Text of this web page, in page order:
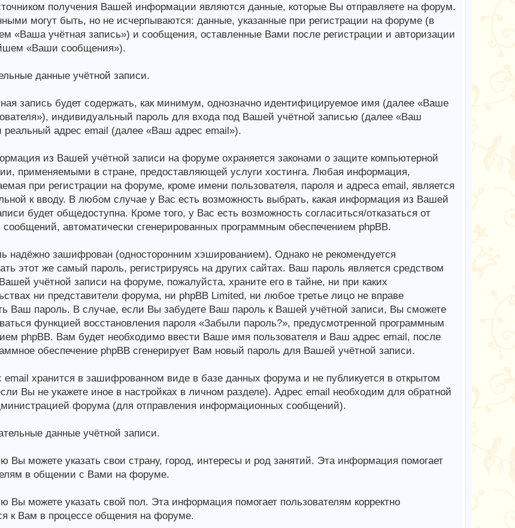
получения Вашей информации являются данные, которые Вы отправляете на форум.
могут быть, но не исчерпываются: данные, указанные при регистрации на форуме (в
«Ваша учётная запись») и сообщения, оставленные Вами после регистрации и авторизации
«Ваши сообщения»).
данные учётной записи.
запись будет содержать, как минимум, однозначно идентифицируемое имя (далее «Ваше
индивидуальный пароль для входа под Вашей учётной записью (далее «Ваш
реальный адрес email (далее «Ваш адрес email»).
из Вашей учётной записи на форуме охраняется законами о защите компьютерной
применяемыми в стране, предоставляющей услуги хостинга. Любая информация,
при регистрации на форуме, кроме имени пользователя, пароля и адреса email, является
к вводу. В любом случае у Вас есть возможность выбрать, какая информация из Вашей
будет общедоступна. Кроме того, у Вас есть возможность согласиться/отказаться от
сообщений, автоматически сгенерированных программным обеспечением phpBB.
надёжно зашифрован (односторонним хэшированием). Однако не рекомендуется
этот же самый пароль, регистрируясь на других сайтах. Ваш пароль является средством
учётной записи на форуме, пожалуйста, храните его в тайне, ни при каких
ни представители форума, ни phpBB Limited, ни любое третье лицо не вправе
Ваш пароль. В случае, если Вы забудете Ваш пароль к Вашей учётной записи, Вы сможете
функцией восстановления пароля «Забыли пароль?», предусмотренной программным
phpBB. Вам будет необходимо ввести Ваше имя пользователя и Ваш адрес email, после
обеспечение phpBB сгенерирует Вам новый пароль для Вашей учётной записи.
хранится в зашифрованном виде в базе данных форума и не публикуется в открытом
Вы не укажете иное в настройках в личном разделе). Адрес email необходим для обратной
форума (для отправления информационных сообщений).
данные учётной записи.
Вы можете указать свои страну, город, интересы и род занятий. Эта информация помогает
в общении с Вами на форуме.
Вы можете указать свой пол. Эта информация помогает пользователям корректно
к Вам в процессе общения на форуме.